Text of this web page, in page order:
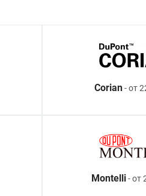
Corian- от
Montelli- от